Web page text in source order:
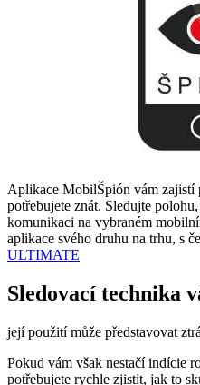
Aplikace MobilŠpión vám zajistí
potřebujete znát. Sledujte
komunikaci na vybraném
aplikace svého druhu na trhu, s
ULTIMATE
Sledovací technika
její použití může představovat
Pokud vám však nestačí indície
potřebujete rychle zjistit, jak to